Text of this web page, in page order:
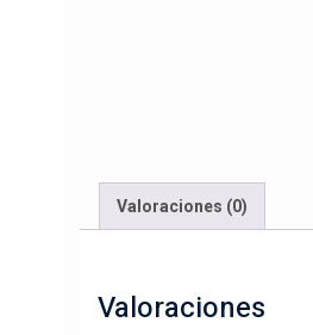
Valoraciones (0)
Valoraciones